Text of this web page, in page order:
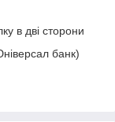
в дві сторони
банк)